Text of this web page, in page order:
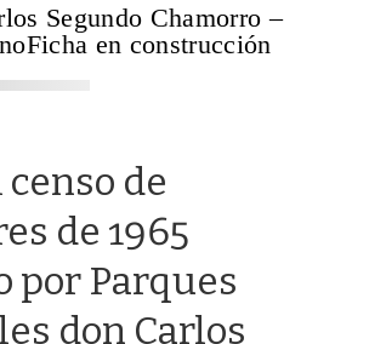
Segundo Chamorro –
en construcción
de
de 1965
por Parques
don Carlos